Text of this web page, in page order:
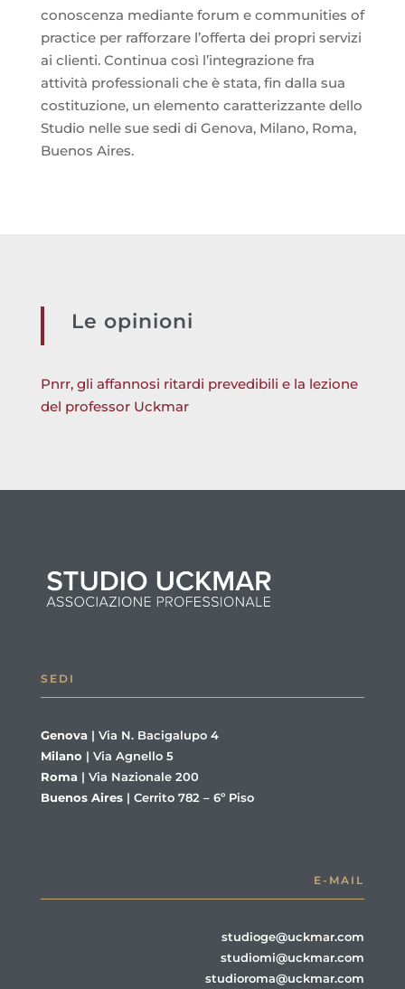
conoscenza mediante forum e communities of
practice per rafforzare l’offerta dei propri servizi
ai clienti. Continua così l’integrazione fra
attività professionali che è stata, fin dalla sua
costituzione, un elemento caratterizzante dello
Studio nelle sue sedi di Genova, Milano, Roma,
Buenos Aires.
Le opinioni
Pnrr, gli affannosi ritardi prevedibili e la lezione
del professor Uckmar
SEDI
Genova | Via N. Bacigalupo 4
Milano | Via Agnello 5
Roma | Via Nazionale 200
Buenos Aires| Cerrito 782 – 6º Piso
E-MAIL
studioge@uckmar.com
studiomi@uckmar.com
studioroma@uckmar.com